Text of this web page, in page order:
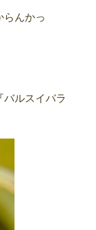
らんかっ
バルスイバラ